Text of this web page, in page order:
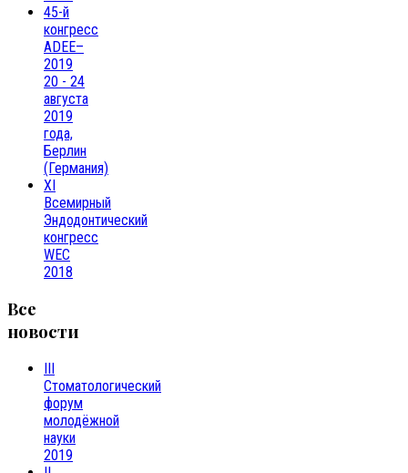
45-й
конгресс
ADEE–
2019
20 - 24
августа
2019
года,
Берлин
(Германия)
XI
Всемирный
Эндодонтический
конгресс
WEC
2018
Все
новости
Cтоматологический
форум
молодёжной
науки
2019